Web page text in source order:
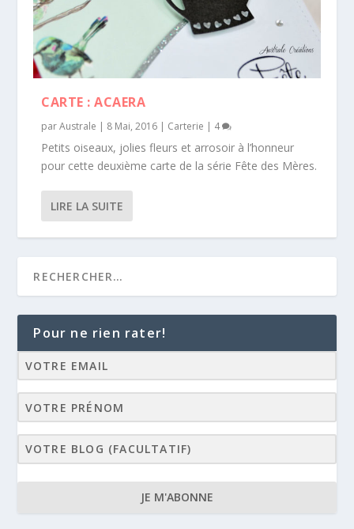
CARTE : ACAERA
parAustrale | 8 Mai, 2016 | Carterie | 4
Petits oiseaux, jolies fleurs et arrosoir à l’honneur
pour cette deuxième carte de la série Fête des Mères.
LIRE LA SUITE
Pour ne rien rater!
JE M'ABONNE